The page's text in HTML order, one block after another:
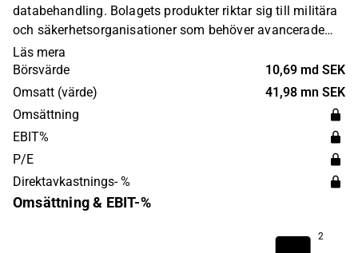
databehandling. Bolagets produkter riktar sig till militära
och säkerhetsorganisationer som behöver avancerade
lösningar för övervakning och kontroll. Verksamheten är
global med huvudsaklig närvaro i Europa, Nordamerika
och Asien. MilDef Group grundades år 1997 och har sitt
huvudkontor i Helsingborg.
Läs mera
Börsvärde
10,69 md SEK
Omsatt (värde)
41,98 mn SEK
Omsättning
EBIT%
P/E
Direktavkastnings- %
Omsättning & EBIT-%
2